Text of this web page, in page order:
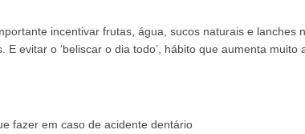
incentivar frutas, água, sucos naturais e lanches
E evitar o ‘beliscar o dia todo’, hábito que aumenta muito
fazer em caso de acidente dentário